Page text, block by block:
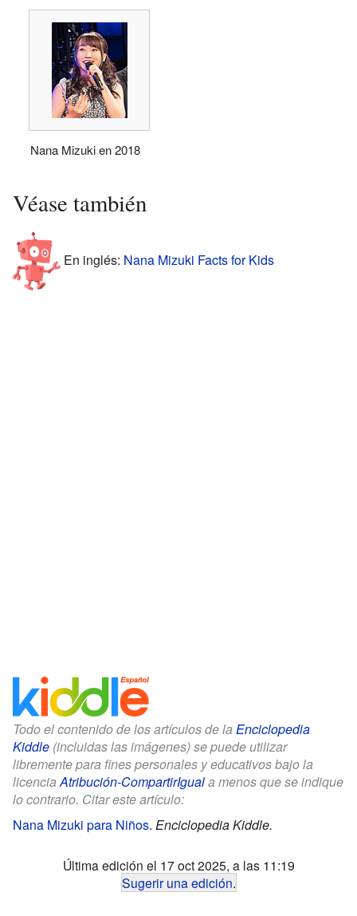
Nana Mizuki en 2018
Véase también
En inglés: Nana Mizuki Facts for Kids
Todo el contenido de los artículos de la Enciclopedia
Kiddle (incluidas las imágenes) se puede utilizar
libremente para fines personales y educativos bajo la
licenciaAtribución-CompartirIguala menos que se indique
lo contrario. Citar este artículo:
Nana Mizuki para Niños. Enciclopedia Kiddle.
Última edición el 17 oct 2025, a las 11:19
Sugerir una edición.